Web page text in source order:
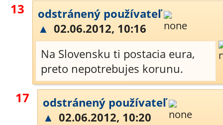
13
odstránený používateľ
▲ 02.06.2012, 10:16
Na Slovensku ti postacia eura,
preto nepotrebujes korunu.
17
odstránený používateľ
▲ 02.06.2012, 10:20